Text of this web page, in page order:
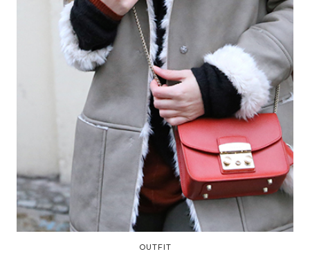
OUTFIT